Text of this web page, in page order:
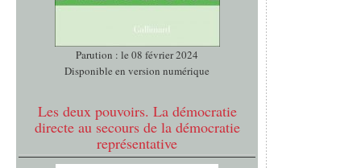
Parution : le 08 février 2024
Disponible en version numérique
Les deux pouvoirs. La démocratie
directe au secours de la démocratie
représentative